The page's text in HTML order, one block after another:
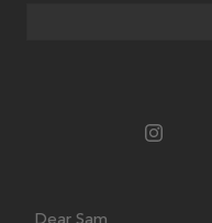
Dear Sam